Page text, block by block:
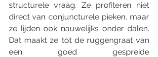
structurele vraag. Ze profiteren niet
direct van conjuncturele pieken, maar
ze lijden ook nauwelijks onder dalen.
Dat maakt ze tot de ruggengraat van
een goed gespreide